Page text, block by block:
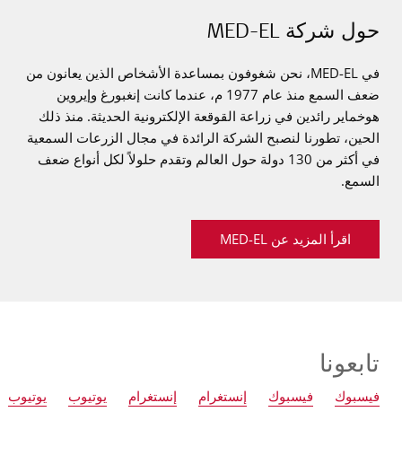
حول شركة MED-EL
في MED-EL، نحن شغوفون بمساعدة الأشخاص الذين يعانون من
ضعف السمع منذ عام 1977 م، عندما كانت إنغبورغ وإيروين
هوخماير رائدين في زراعة القوقعة الإلكترونية الحديثة. منذ ذلك
الحين، تطورنا لنصبح الشركة الرائدة في مجال الزرعات السمعية
في أكثر من 130 دولة حول العالم وتقدم حلولاً لكل أنواع ضعف
السمع.
اقرأ المزيد عن MED-EL
تابعونا
فيسبوك فيسبوك إنستغرام إنستغرام يوتيوب يوتيوب